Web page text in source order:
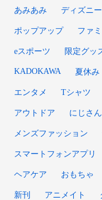
あみあみ ディズニー
ポップアップ ファ
eスポーツ 限定グッ
KADOKAWA 夏休み
エンタメ Tシャツ
アウトドア にじさ
メンズファッション
スマートフォンアプリ
ヘアケア おもちゃ
新刊 アニメイト